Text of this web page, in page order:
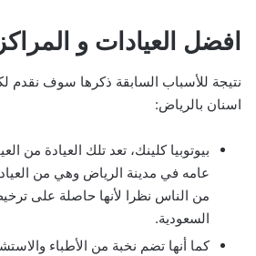
افضل العيادات و
نتيجة للأسباب السابقة ذكرها سوف نقدم
اسنان بالرياض:
بيوتوبيا كلينك، تعد تلك العيادة من
عامه في مدينة الرياض وهي من
من الناس نظرا لأنها حاصلة على
السعودية.
كما أنها تضم نخبة من الأطباء